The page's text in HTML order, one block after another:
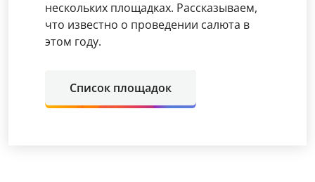
нескольких площадках. Рассказываем,
что известно о проведении салюта в
этом году.
Список площадок